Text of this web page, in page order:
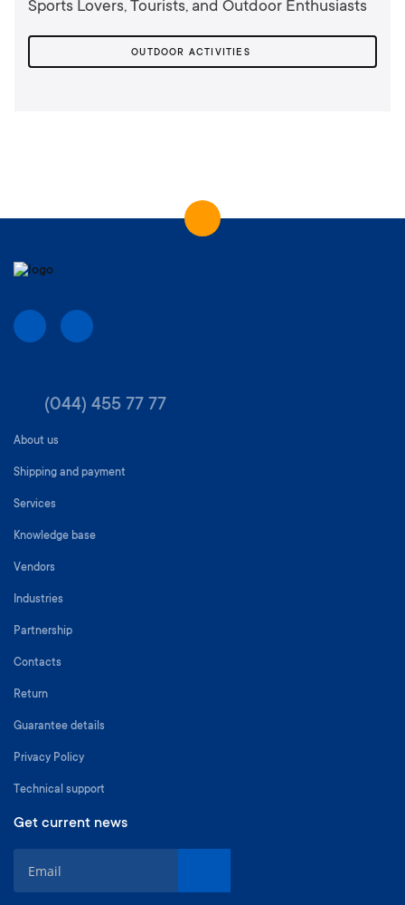
Sports Lovers, Tourists, and Outdoor Enthusiasts
OUTDOOR ACTIVITIES
(044) 455 77 77
About us
Shipping and payment
Services
Knowledge base
Vendors
Industries
Partnership
Contacts
Return
Guarantee details
Privacy Policy
Technical support
Get current news
g